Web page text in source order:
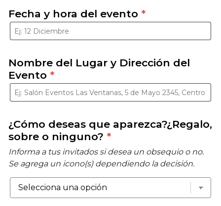
Fecha y hora del evento *
Nombre del Lugar y Dirección del
Evento *
¿Cómo deseas que aparezca?¿Regalo,
sobre o ninguno? *
Informa a tus invitados si desea un obsequio o no.
Se agrega un icono(s) dependiendo la decisión.